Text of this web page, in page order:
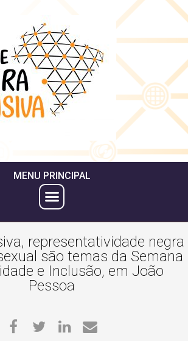
MENU PRINCIPAL
representatividade negra
são temas da Semana
e Inclusão, em João
Pessoa